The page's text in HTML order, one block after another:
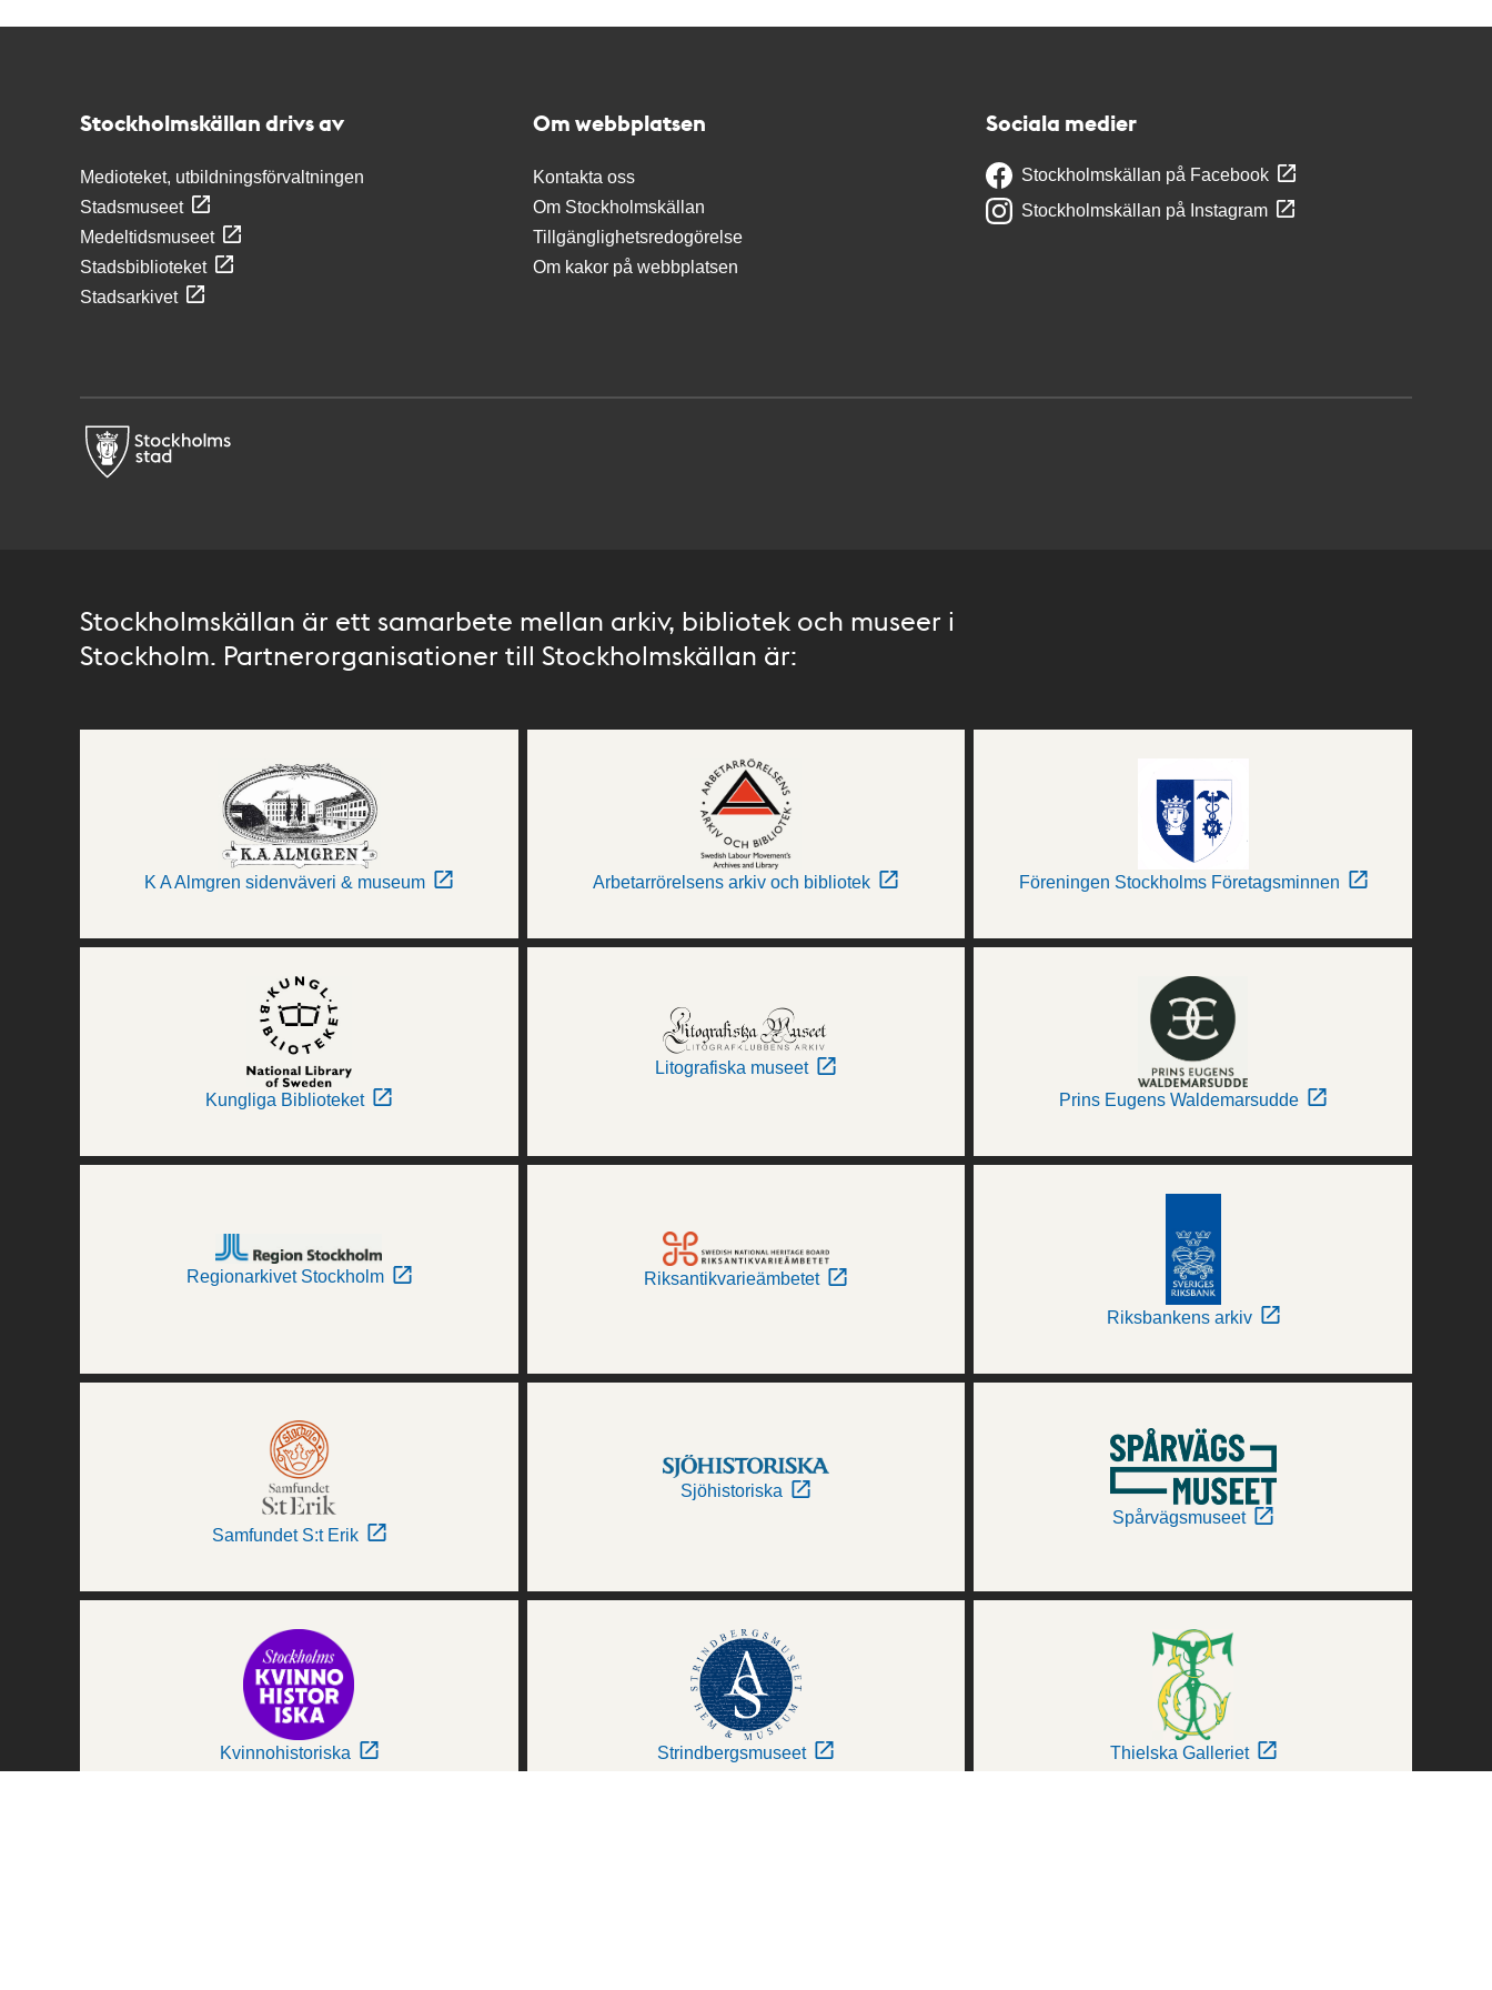
Stockholmskällan drivs av
Medioteket, utbildningsförvaltningen
Stadsmuseet
Medeltidsmuseet
Stadsbiblioteket
Stadsarkivet
Om webbplatsen
Kontakta oss
Om Stockholmskällan
Tillgänglighetsredogörelse
Om kakor på webbplatsen
Sociala medier
Stockholmskällan på Facebook
Stockholmskällan på Instagram
Stockholmskällan är ett samarbete mellan arkiv, bibliotek och museer i
Stockholm. Partnerorganisationer till Stockholmskällan är:
K A Almgren sidenväveri & museum Arbetarrörelsens arkiv och bibliotek Föreningen Stockholms Företagsminnen
Kungliga Biblioteket
Litografiska museet
Prins Eugens Waldemarsudde
Regionarkivet Stockholm Riksantikvarieämbetet
Riksbankens arkiv
Samfundet S:t Erik
Sjöhistoriska
Spårvägsmuseet
Kvinnohistoriska Strindbergsmuseet Thielska Galleriet